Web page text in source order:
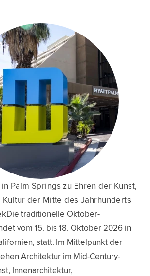
Palm Springs zu Ehren der Kunst,
der Mitte des Jahrhunderts
traditionelle Oktober-
vom 15. bis 18. Oktober 2026 in
statt. Im Mittelpunkt der
Architektur im Mid-Century-
Innenarchitektur,